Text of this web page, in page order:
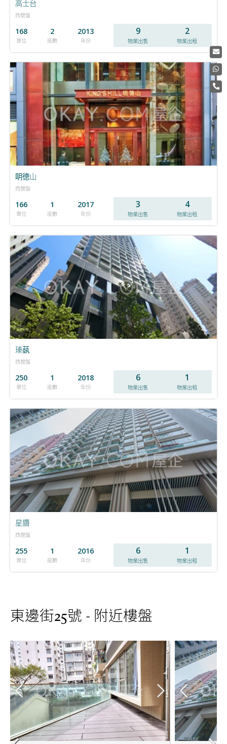
高士台
西營盤
168
單位
2
座數
2013
年份
9
物業出售
2
物業出租
眀徳山
西營盤
166
單位
1
座數
2017
年份
3
物業出售
4
物業出租
瑧蓺
西營盤
250
單位
1
座數
2018
年份
6
物業出售
1
物業出租
星鑽
西營盤
255
單位
1
座數
2016
年份
6
物業出售
1
物業出租
東邊街25號 - 附近樓盤